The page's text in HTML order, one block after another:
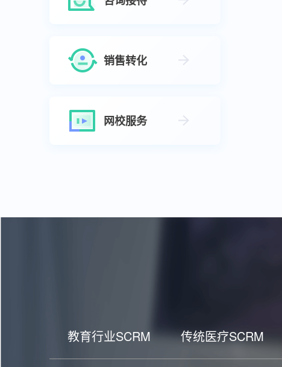
销售转化
网校服务
教育行业SCRM 传统医疗SCRM